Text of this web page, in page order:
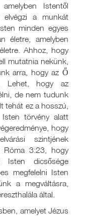
Istentől
a munkát
minden egyes
életre, amelyben
Ahhoz, hogy
mutatnia nekünk,
arra, hogy az Ő
Lehet, hogy az
de nem tudunk
tehát ez a hosszú,
törvény alatt
hogy
szintjének
Róma 3:23, hogy
Isten dicsősége
megfelelni Isten
a megváltásra,
által.
amelyet Jézus